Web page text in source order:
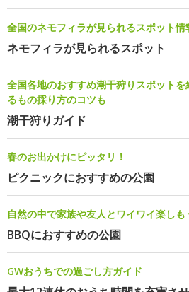
全国のネモフィラが見られるスポット
ネモフィラが見られるスポット
全国各地のおすすめ潮干狩りスポット
るもの採り方のコツも
潮干狩りガイド
春のお出かけにピッタリ！
ピクニックにおすすめの公園
自然の中で家族や友人とワイワイ楽しも
BBQにおすすめの公園
GWおうちでの過ごし方ガイド